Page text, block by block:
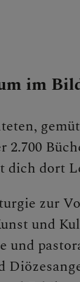
im
2.700
dich dort
zur
und
und